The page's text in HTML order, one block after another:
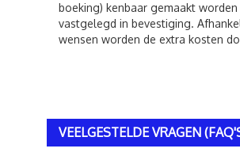
boeking) kenbaar gemaakt worden
vastgelegd in bevestiging.
wensen worden de extra kosten
VEELGESTELDE VRAGEN